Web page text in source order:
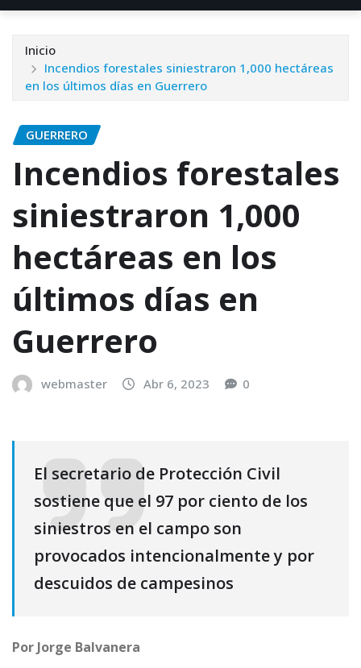
Inicio
Incendios forestales siniestraron 1,000 hectáreas
en los últimos días en Guerrero
GUERRERO
Incendios forestales
siniestraron 1,000
hectáreas en los
últimos días en
Guerrero
webmaster Abr 6, 2023 0
El secretario de Protección Civil
sostiene que el 97 por ciento de los
siniestros en el campo son
provocados intencionalmente y por
descuidos de campesinos
Por Jorge Balvanera